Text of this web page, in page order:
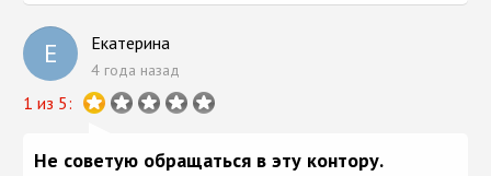
Е Екатерина
4 года назад
1 из 5:
Не советую обращаться в эту контору.